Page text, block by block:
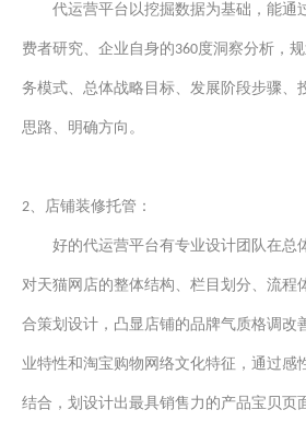
代运营平台 以挖掘数据为基础， 能通
费者研究、企业自身的360度洞察分析，
务模式、总体战略目标、发展阶段步骤、
思路、明确方向。
2、店铺装修托管：
好的代运营平台有专业设计团队在总
对天猫网店的整体结构、栏目划分、流程
合策划设计，凸显店铺的品牌气质格调改
业特性和淘宝购物网络文化特征，通过感
结合 ，划设计出最具销售力的产品宝贝